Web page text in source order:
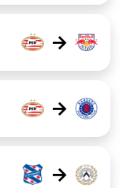
→
→
→